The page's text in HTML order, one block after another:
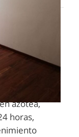
y baño,
comedor
cocina
alacena,
servicio, con
azotea,
horas,